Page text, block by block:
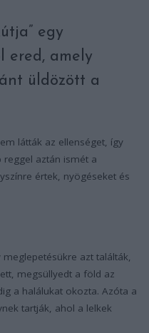
egy
ered, amely
üldözött a
látták az ellenséget, így
reggel aztán ismét a
értek, nyögéseket és
azt találták,
megsüllyedt a föld az
a halálukat okozta. Azóta a
tartják, ahol a lelkek